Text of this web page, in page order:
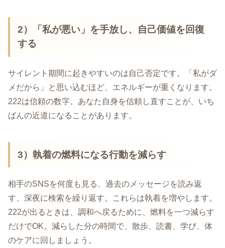
2）「私が悪い」を手放し、自己価値を回復
する
サイレント期間に起きやすいのは自己否定です。「私がダ
メだから」と思い込むほど、エネルギーが重くなります。
222は信頼の数字。あなた自身を信頼し直すことが、いち
ばんの近道になることがあります。
3）執着の燃料になる行動を減らす
相手のSNSを何度も見る、過去のメッセージを読み返
す、深夜に検索を繰り返す。これらは執着を増やします。
222が出るときは、調和へ戻るために、燃料を一つ減らす
だけでOK。減らした分の時間で、散歩、読書、学び、体
のケアに回しましょう。